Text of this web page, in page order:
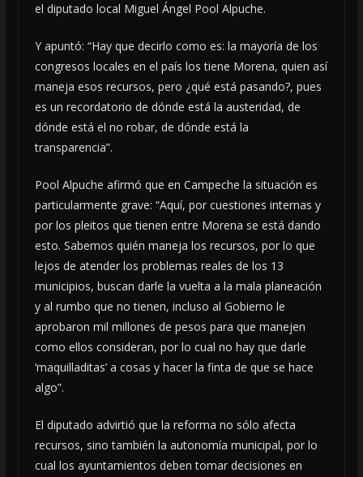
el diputado local Miguel Ángel Pool Alpuche.
Y apuntó: “Hay que decirlo como es: la mayoría de los
congresos locales en el país los tiene Morena, quien así
maneja esos recursos, pero ¿qué está pasando?, pues
es un recordatorio de dónde está la austeridad, de
dónde está el no robar, de dónde está la
transparencia”.
Pool Alpuche afirmó que en Campeche la situación es
particularmente grave: “Aquí, por cuestiones internas y
por los pleitos que tienen entre Morena se está dando
esto. Sabemos quién maneja los recursos, por lo que
lejos de atender los problemas reales de los 13
municipios, buscan darle la vuelta a la mala planeación
y al rumbo que no tienen, incluso al Gobierno le
aprobaron mil millones de pesos para que manejen
como ellos consideran, por lo cual no hay que darle
‘maquilladitas’ a cosas y hacer la finta de que se hace
algo”.
El diputado advirtió que la reforma no sólo afecta
recursos, sino también la autonomía municipal, por lo
cual los ayuntamientos deben tomar decisiones en